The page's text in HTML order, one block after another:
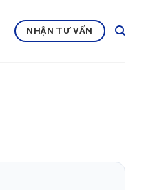
NHẬN TƯ VẤN